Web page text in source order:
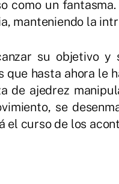
como un
manteniendo la
su objetivo y
que hasta ahora le
de ajedrez
se
el curso de los